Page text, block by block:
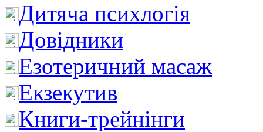
Дитяча психлогія
Довідники
Езотеричний масаж
Екзекутив
Книги-трейнінги